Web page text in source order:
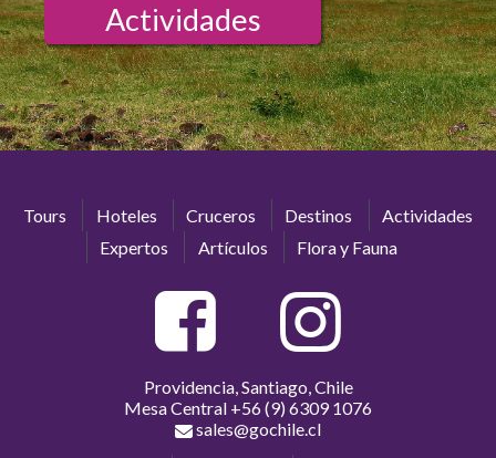
Actividades
Tours Hoteles Cruceros Destinos
Actividades
Expertos
Artículos Flora y Fauna
Providencia, Santiago, Chile
Mesa Central +56 (9) 6309 1076
sales@gochile.cl